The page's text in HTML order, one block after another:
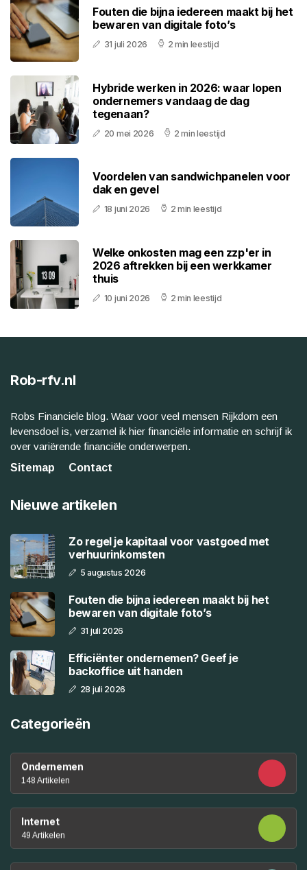
Fouten die bijna iedereen maakt bij het
bewaren van digitale foto’s
31 juli 2026 2 min leestijd
Hybride werken in 2026: waar lopen
ondernemers vandaag de dag
tegenaan?
20 mei 2026 2 min leestijd
Voordelen van sandwichpanelen voor
dak en gevel
18 juni 2026 2 min leestijd
Welke onkosten mag een zzp'er in
2026 aftrekken bij een werkkamer
thuis
10 juni 2026 2 min leestijd
Rob-rfv.nl
Robs Financiele blog. Waar voor veel mensen Rijkdom een
levensdoel is, verzamel ik hier financiële informatie en schrijf ik
over variërende financiële onderwerpen.
Sitemap
Contact
Nieuwe artikelen
Zo regel je kapitaal voor vastgoed met
verhuurinkomsten
5 augustus 2026
Fouten die bijna iedereen maakt bij het
bewaren van digitale foto’s
31 juli 2026
Efficiënter ondernemen? Geef je
backoffice uit handen
28 juli 2026
Categorieën
Ondernemen
148 Artikelen
Internet
49 Artikelen